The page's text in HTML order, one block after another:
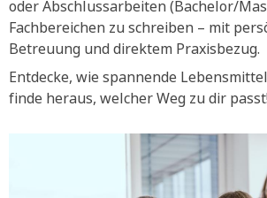
oder Abschlussarbeiten (Bachelor/
Fachbereichen zu schreiben – mit
Betreuung und direktem Praxisbezug.
Entdecke, wie spannende
finde heraus, welcher Weg zu dir